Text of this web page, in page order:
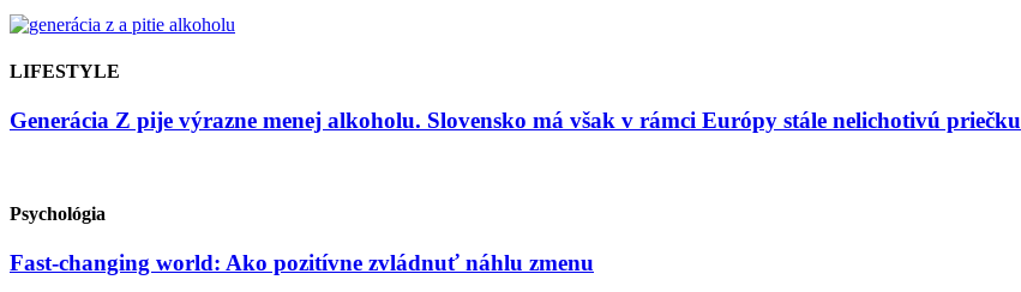
LIFESTYLE
Generácia Z pije výrazne menej alkoholu. Slovensko má však v rámci Európy stále nelichotivú priečku
Psychológia
Fast-changing world: Ako pozitívne zvládnuť náhlu zmenu